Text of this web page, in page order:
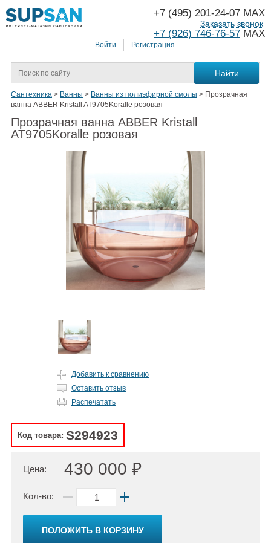
Войти Регистрация
+7 (495) 201-24-07 MAX
+7 (926) 746-76-57 MAX
Заказать звонок
Сантехника > Ванны > Ванны из полиэфирной смолы > Прозрачная
ванна ABBER Kristall AT9705Koralle розовая
Прозрачная ванна ABBER Kristall
AT9705Koralle розовая
Добавить к сравнению
Оставить отзыв
Распечатать
Код товара: S294923
Цена: 430 000 ₽
Кол-во:
ПОЛОЖИТЬ В КОРЗИНУ